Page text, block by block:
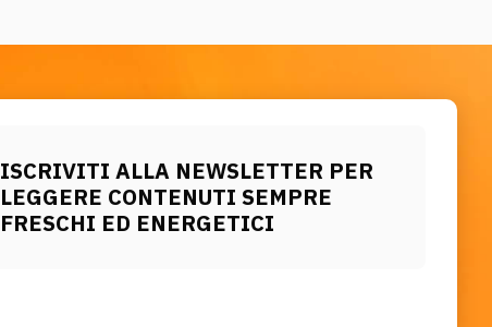
ISCRIVITI ALLA NEWSLETTER PER
LEGGERE CONTENUTI SEMPRE
FRESCHI ED ENERGETICI